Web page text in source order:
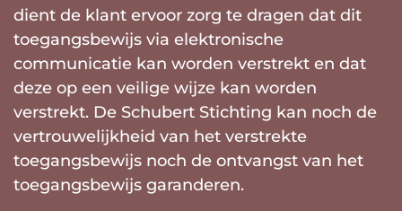
dient de klant ervoor zorg te dragen dat dit
toegangsbewijs via elektronische
communicatie kan worden verstrekt en dat
deze op een veilige wijze kan worden
verstrekt. De Schubert Stichting kan noch de
vertrouwelijkheid van het verstrekte
toegangsbewijs noch de ontvangst van het
toegangsbewijs garanderen.